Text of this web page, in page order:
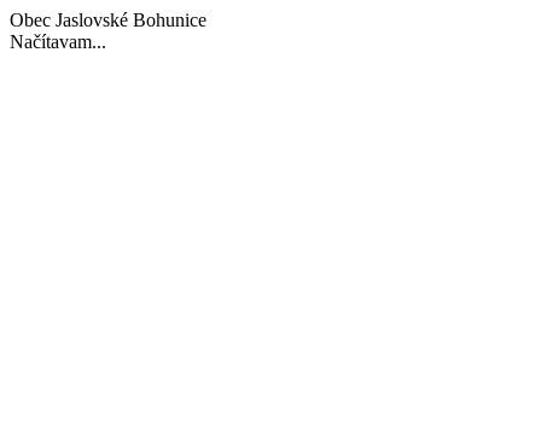
Obec Jaslovské Bohunice
Načítavam...